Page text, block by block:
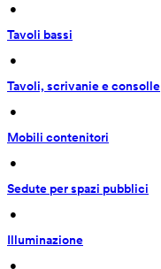
•
Tavoli bassi
•
Tavoli, scrivanie e consolle
•
Mobili contenitori
•
Sedute per spazi pubblici
•
Illuminazione
•